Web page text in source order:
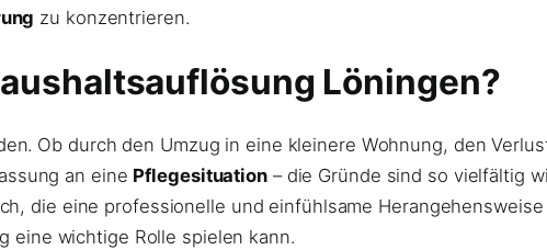
zu konzentrieren.
Löningen?
Ob durch den Umzug in eine kleinere Wohnung, den
an eine Pflegesituation– die Gründe sind so vielfältig
die eine professionelle und einfühlsame
eine wichtige Rolle spielen kann.